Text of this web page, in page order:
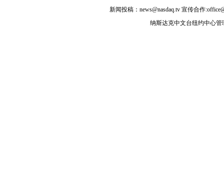
新闻投稿：news@nasdaq.tv 宣传合作
纳斯达克中文台纽约中心管